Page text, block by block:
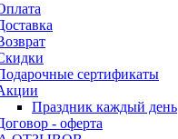
сертификаты
Праздник каждый день
- оферта